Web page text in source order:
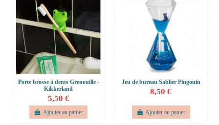
Porte brosse à dents Grenouille -
Kikkerland
5,50 €
Ajouter au panier
Jeu de bureau Sablier Pingouin
8,50 €
Ajouter au panier